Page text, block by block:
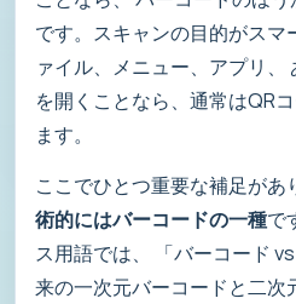
です。スキャンの目的がスマ
ァイル、メニュー、アプリ
を開くことなら、通常はQR
ます。
ここでひとつ重要な補足があ
術的にはバーコードの一種で
ス用語では、 「バーコード
来の一次元バーコードと二次